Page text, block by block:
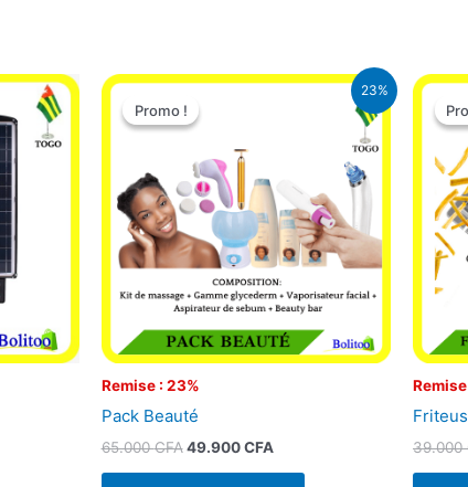
23%
Promo !
Remise : 23%
Promo !
Pack Beauté
65.000CFA
Le
initial
65.000 CFA.
49.900CFA
Le
49.900 CFA.
39.000